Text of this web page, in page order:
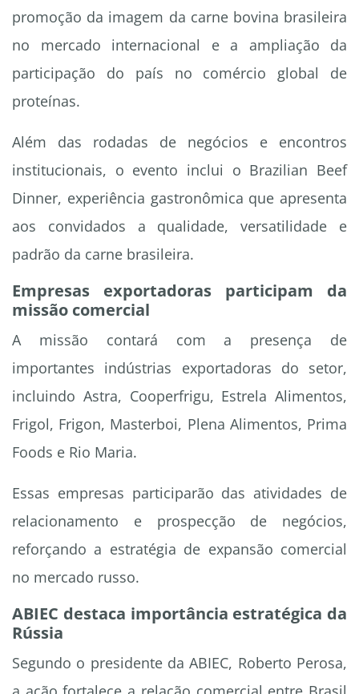
promoção da imagem da carne bovina brasileira
no mercado internacional e a ampliação da
participação do país no comércio global de
proteínas.
Além das rodadas de negócios e encontros
institucionais, o evento inclui o Brazilian Beef
Dinner, experiência gastronômica que apresenta
aos convidados a qualidade, versatilidade e
padrão da carne brasileira.
Empresas exportadoras participam da
missão comercial
A missão contará com a presença de
importantes indústrias exportadoras do setor,
incluindo Astra, Cooperfrigu, Estrela Alimentos,
Frigol, Frigon, Masterboi, Plena Alimentos, Prima
Foods e Rio Maria.
Essas empresas participarão das atividades de
relacionamento e prospecção de negócios,
reforçando a estratégia de expansão comercial
no mercado russo.
ABIEC destaca importância estratégica da
Rússia
Segundo o presidente da ABIEC, Roberto Perosa,